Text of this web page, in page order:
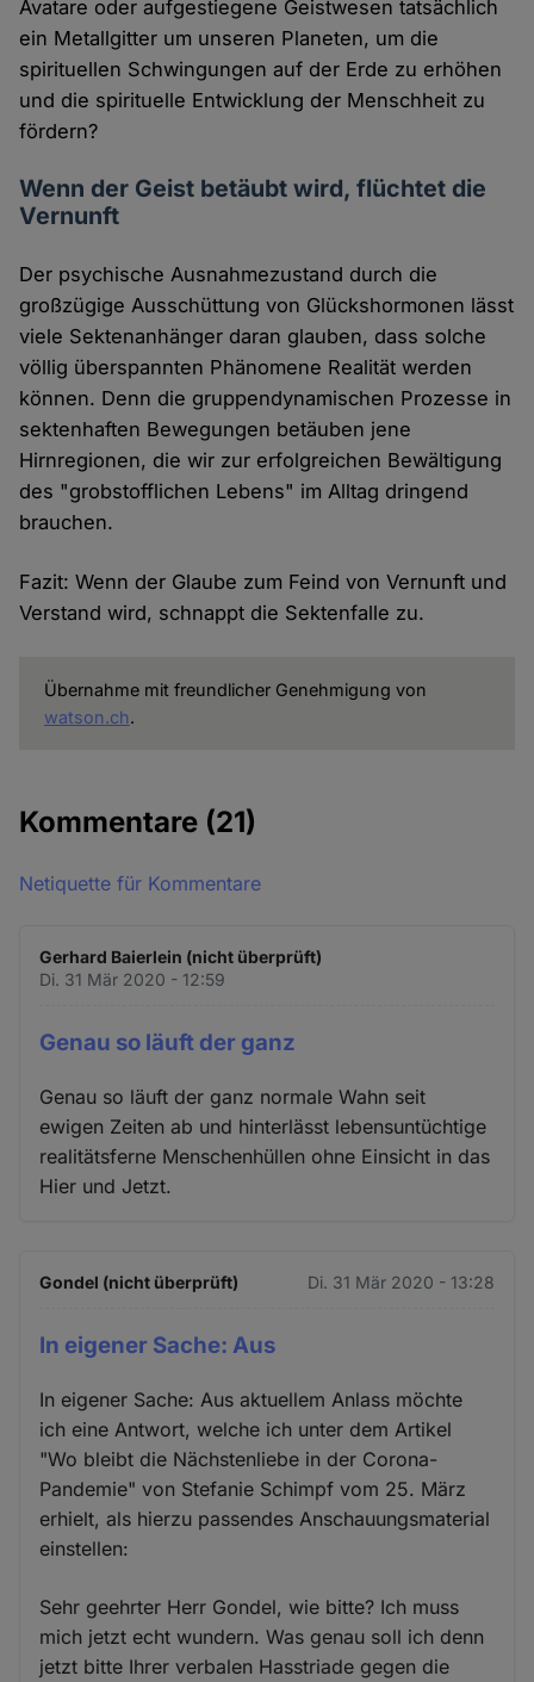
Avatare oder aufgestiegene Geistwesen tatsächlich
ein Metallgitter um unseren Planeten, um die
spirituellen Schwingungen auf der Erde zu erhöhen
und die spirituelle Entwicklung der Menschheit zu
fördern?
Wenn der Geist betäubt wird, flüchtet die
Vernunft
Der psychische Ausnahmezustand durch die
großzügige Ausschüttung von Glückshormonen lässt
viele Sektenanhänger daran glauben, dass solche
völlig überspannten Phänomene Realität werden
können. Denn die gruppendynamischen Prozesse in
sektenhaften Bewegungen betäuben jene
Hirnregionen, die wir zur erfolgreichen Bewältigung
des "grobstofflichen Lebens" im Alltag dringend
brauchen.
Fazit: Wenn der Glaube zum Feind von Vernunft und
Verstand wird, schnappt die Sektenfalle zu.
Übernahme mit freundlicher Genehmigung von
watson.ch.
Kommentare (21)
Netiquette für Kommentare
Gerhard Baierlein (nicht überprüft)
Di. 31 Mär 2020 - 12:59
Genau so läuft der ganz
Genau so läuft der ganz normale Wahn seit
ewigen Zeiten ab und hinterlässt lebensuntüchtige
realitätsferne Menschenhüllen ohne Einsicht in das
Hier und Jetzt.
Gondel (nicht überprüft) Di. 31 Mär 2020 - 13:28
In eigener Sache: Aus
In eigener Sache: Aus aktuellem Anlass möchte
ich eine Antwort, welche ich unter dem Artikel
"Wo bleibt die Nächstenliebe in der Corona-
Pandemie" von Stefanie Schimpf vom 25. März
erhielt, als hierzu passendes Anschauungsmaterial
einstellen:
Sehr geehrter Herr Gondel, wie bitte? Ich muss
mich jetzt echt wundern. Was genau soll ich denn
jetzt bitte Ihrer verbalen Hasstriade gegen die